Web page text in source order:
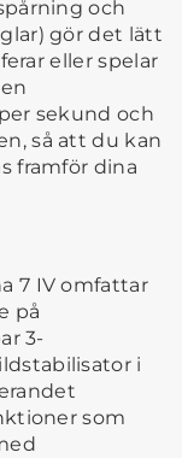
och
gör det lätt
eller spelar
sekund och
så att du kan
framför dina
7 IV omfattar
på
3-
i
som